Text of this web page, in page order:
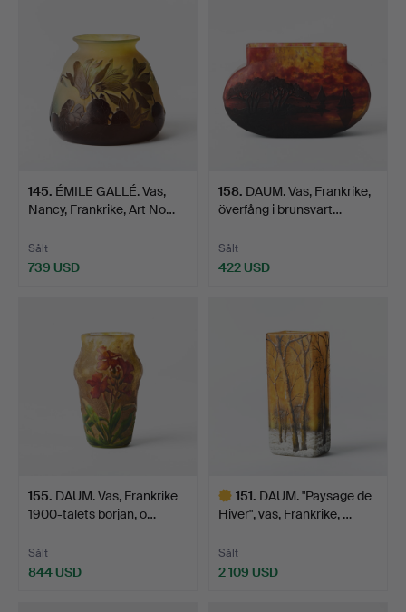
145. ÉMILE GALLÉ. Vas,
Nancy, Frankrike, Art No…
Sålt
739 USD
158. DAUM. Vas, Frankrike,
överfång i brunsvart…
Sålt
422 USD
155. DAUM. Vas, Frankrike
1900-talets början, ö…
Sålt
844 USD
151. DAUM. "Paysage de
Hiver", vas, Frankrike, …
Sålt
2 109 USD